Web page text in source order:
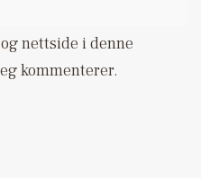
nettside i denne
kommenterer.